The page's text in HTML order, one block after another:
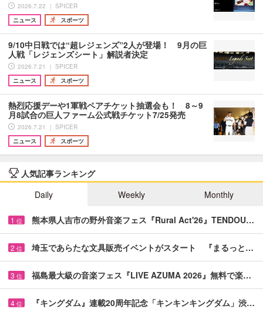
2026.7.22 ｜ SPICER
ニュース
スポーツ
9/10中日戦では“超レジェンズ”2人が登場！ 9月の巨
人戦「レジェンズシート」解説者決定
2026.7.21 ｜ SPICER
ニュース
スポーツ
熱烈応援デーや1軍戦ペアチケット抽選会も！ 8～9
月8試合の巨人ファーム公式戦チケット7/25発売
2026.7.21 ｜ SPICER
ニュース
スポーツ
人気記事ランキング
Daily
Weekly Monthly
1 位 熊本県人吉市の野外音楽フェス『Rural Act'26』TENDOU…
2 位 埼玉であらたな文具販売イベントがスタート 『まるっと…
3 位 福島最大級の音楽フェス『LIVE AZUMA 2026』無料で楽…
4 位 『キングダム』連載20周年記念「キンキンキングダム」渋…